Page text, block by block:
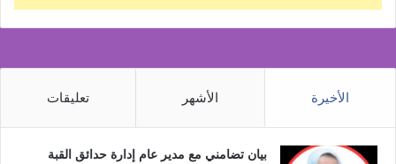
الأخيرة الأشهر تعليقات
بيان تضامني مع مدير عام إدارة حدائق القبة